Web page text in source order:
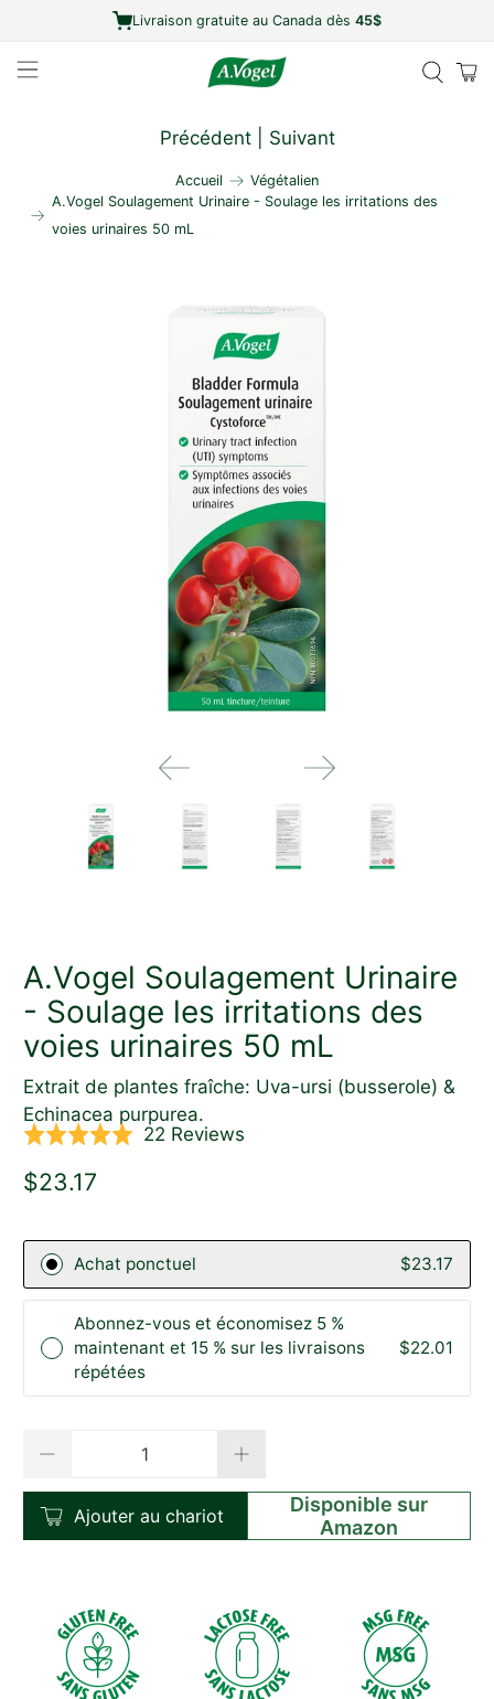
Livraison gratuite au Canada dès 45$
Accueil
Végétalien
A.Vogel Soulagement Urinaire - Soulage les irritations des
voies urinaires 50 mL
Précédent Suivant
A.Vogel Soulagement Urinaire
- Soulage les irritations des
voies urinaires 50 mL
Extrait de plantes fraîche: Uva-ursi (busserole) &
Echinacea purpurea.
Rated
5.0
out
22 Reviews
reviews
$23.17
Achat ponctuel $23.17
Abonnez-vous et économisez 5 %
maintenant et 15 % sur les livraisons
répétées
$22.01
Ajouter au chariot
Disponible sur
Amazon